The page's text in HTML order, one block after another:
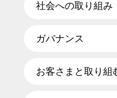
社会への取り組み
ガバナンス
お客さまと取り組